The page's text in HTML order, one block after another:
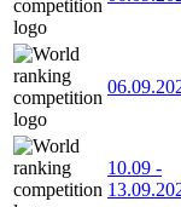
10.09 -